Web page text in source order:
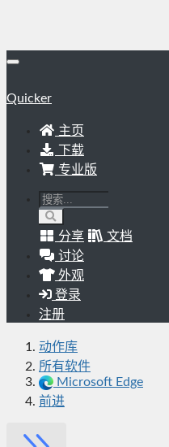
Quicker
主页
下载
专业版
分享
文档
讨论
外观
登录
注册
动作库
所有软件
Microsoft Edge
前进